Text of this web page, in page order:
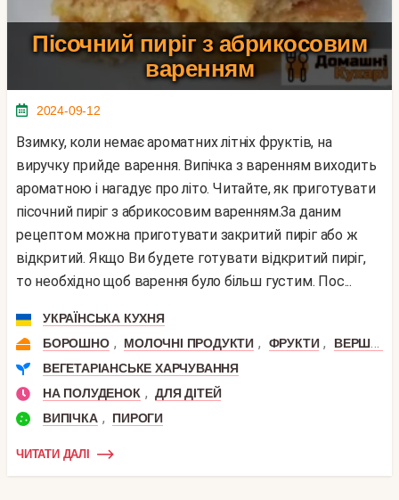
Пісочний пиріг з абрикосовим
варенням
2024-09-12
Взимку, коли немає ароматних літніх фруктів, на
виручку прийде варення. Випічка з варенням виходить
ароматною і нагадує про літо. Читайте, як приготувати
пісочний пиріг з абрикосовим варенням.За даним
рецептом можна приготувати закритий пиріг або ж
відкритий. Якщо Ви будете готувати відкритий пиріг,
то необхідно щоб варення було більш густим. Пос...
УКРАЇНСЬКА КУХНЯ
БОРОШНО , МОЛОЧНІ ПРОДУКТИ , ФРУКТИ ,
ВЕРШКОВЕ МАСЛО
ВЕГЕТАРІАНСЬКЕ ХАРЧУВАННЯ
НА ПОЛУДЕНОК , ДЛЯ ДІТЕЙ
ВИПІЧКА , ПИРОГИ
ЧИТАТИ ДАЛІ